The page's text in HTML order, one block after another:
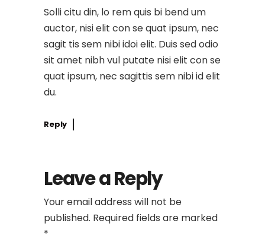
Solli citu din, lo rem quis bi bend um
auctor, nisi elit con se quat ipsum, nec
sagit tis sem nibi idoi elit. Duis sed odio
sit amet nibh vul putate nisi elit con se
quat ipsum, nec sagittis sem nibi id elit
du.
Reply
Leave a Reply
Your email address will not be
published. Required fields are marked
*